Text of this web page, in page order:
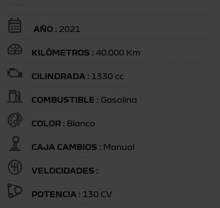
AÑO : 2021
KILÓMETROS : 40.000 Km
CILINDRADA : 1330 cc
COMBUSTIBLE : Gasolina
COLOR : Blanco
CAJA CAMBIOS : Manual
VELOCIDADES :
POTENCIA : 130 CV